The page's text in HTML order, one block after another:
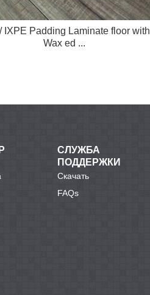
IXPE Padding Laminate floor with
Wax ed ...
СЛУЖБА
ПОДДЕРЖКИ
Скачать
FAQs